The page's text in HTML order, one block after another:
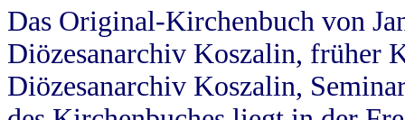
Das Original-Kirchenbuch von
Diözesanarchiv Koszalin, früher
Diözesanarchiv Koszalin,